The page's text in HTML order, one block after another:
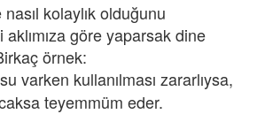
kolaylık olduğunu
göre yaparsak dine
örnek:
varken kullanılması zararlıysa,
teyemmüm eder.